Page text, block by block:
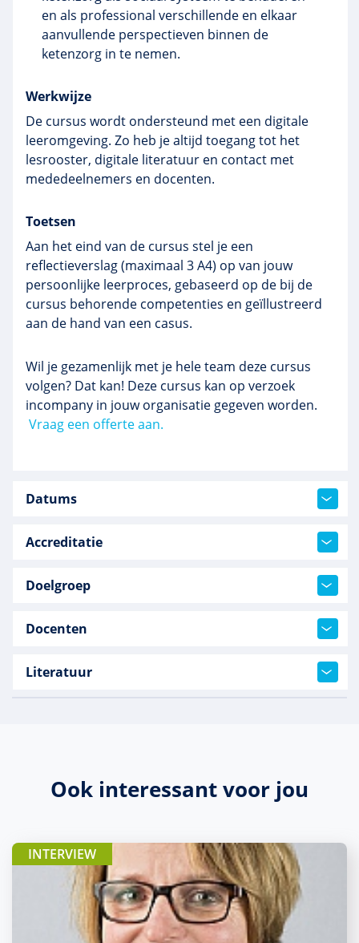
en als professional verschillende en elkaar
aanvullende perspectieven binnen de
ketenzorg in te nemen.
Werkwijze
De cursus wordt ondersteund met een digitale
leeromgeving. Zo heb je altijd toegang tot het
lesrooster, digitale literatuur en contact met
mededeelnemers en docenten.
Toetsen
Aan het eind van de cursus stel je een
reflectieverslag (maximaal 3 A4) op van jouw
persoonlijke leerproces, gebaseerd op de bij de
cursus behorende competenties en geïllustreerd
aan de hand van een casus.
Wil je gezamenlijk met je hele team deze cursus
volgen? Dat kan! Deze cursus kan op verzoek
incompany in jouw organisatie gegeven worden.
Vraag een offerte aan.
Datums
Accreditatie
Doelgroep
Docenten
Literatuur
Ook interessant voor jou
INTERVIEW